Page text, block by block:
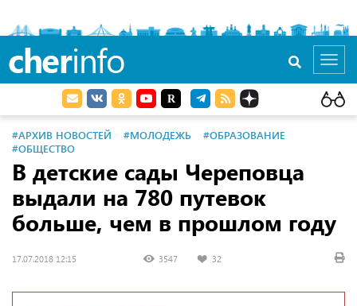
cherinfo
#АРХИВ НОВОСТЕЙ #МОЛОДЕЖЬ
#ОБРАЗОВАНИЕ
#ОБЩЕСТВО
В детские сады Череповца
выдали на 780 путевок
больше, чем в прошлом году
17.07.2018 12:15 3547 32